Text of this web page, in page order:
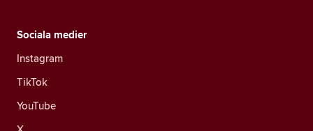
Sociala medier
Instagram
TikTok
YouTube